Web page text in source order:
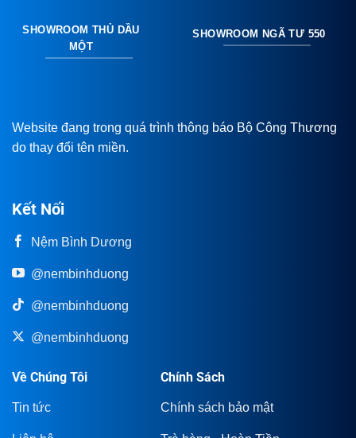
SHOWROOM THỦ DẦU
MỘT
SHOWROOM NGÃ TƯ 550
Website đang trong quá trình thông báo Bộ Công Thương
do thay đổi tên miền.
Kết Nối
Nệm Bình Dương
@nembinhduong
@nembinhduong
@nembinhduong
Về Chúng Tôi
Tin tức
Chính Sách
Chính sách bảo mật